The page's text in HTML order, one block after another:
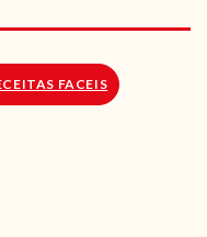
FACEIS